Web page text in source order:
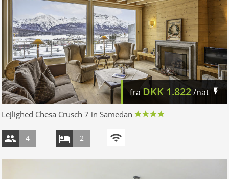
fra DKK 1.822/nat
Lejlighed Chesa Crusch 7 in Samedan
4 2